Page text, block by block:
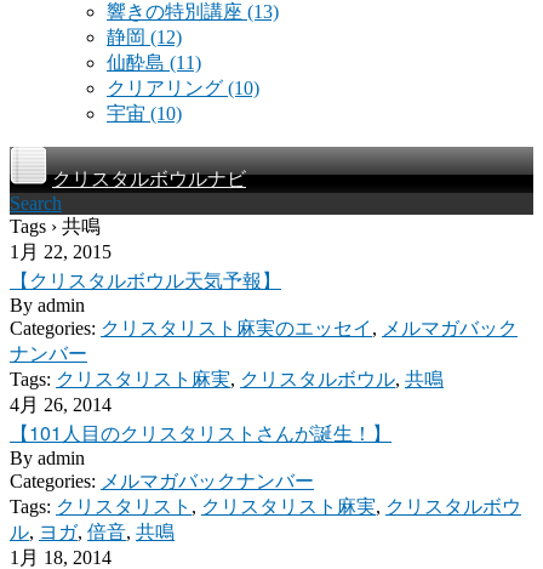
響きの特別講座 (13)
静岡 (12)
仙酔島 (11)
クリアリング (10)
宇宙 (10)
クリスタルボウルナビ
Search
Tags › 共鳴
1月 22, 2015
【クリスタルボウル天気予報】
By admin
Categories: クリスタリスト麻実のエッセイ , メルマガバック
ナンバー
Tags: クリスタリスト麻実, クリスタルボウル, 共鳴
4月 26, 2014
【101人目のクリスタリストさんが誕生！】
By admin
Categories: メルマガバックナンバー
Tags: クリスタリスト , クリスタリスト麻実, クリスタルボウ
ル, ヨガ, 倍音, 共鳴
1月 18, 2014